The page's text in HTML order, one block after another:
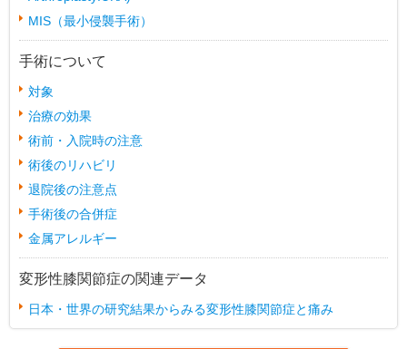
MIS（最小侵襲手術）
手術について
対象
治療の効果
術前・入院時の注意
術後のリハビリ
退院後の注意点
手術後の合併症
金属アレルギー
変形性膝関節症の関連データ
日本・世界の研究結果からみる変形性膝関節症と痛み